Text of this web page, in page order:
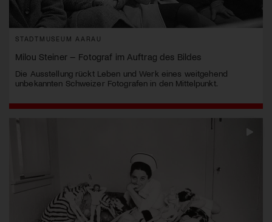
STADTMUSEUM AARAU
Milou Steiner – Fotograf im Auftrag des Bildes
Die Ausstellung rückt Leben und Werk eines weitgehend
unbekannten Schweizer Fotografen in den Mittelpunkt.